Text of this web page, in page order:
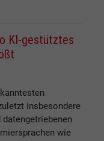
KI-gestütztes
insbesondere
wie